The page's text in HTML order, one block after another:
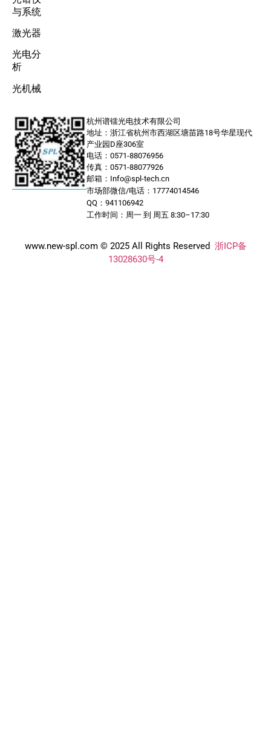
与系统
激光器
光电分
析
光机械
杭州谱镭光电技术有限公司
地址：浙江省杭州市西湖区塘苗路18号华星现代
产业园D座306室
电话：0571-88076956
传真：0571-88077926
邮箱：Info@spl-tech.cn
市场部微信/电话：17774014546
QQ：941106942
工作时间：周一 到 周五 8:30–17:30
www.new-spl.com © 2025 All Rights Reserved 浙ICP备
13028630号-4